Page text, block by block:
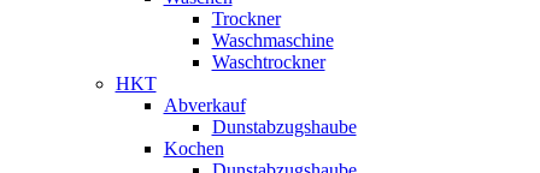
Trockner
Waschmaschine
Waschtrockner
HKT
Abverkauf
Dunstabzugshaube
Kochen